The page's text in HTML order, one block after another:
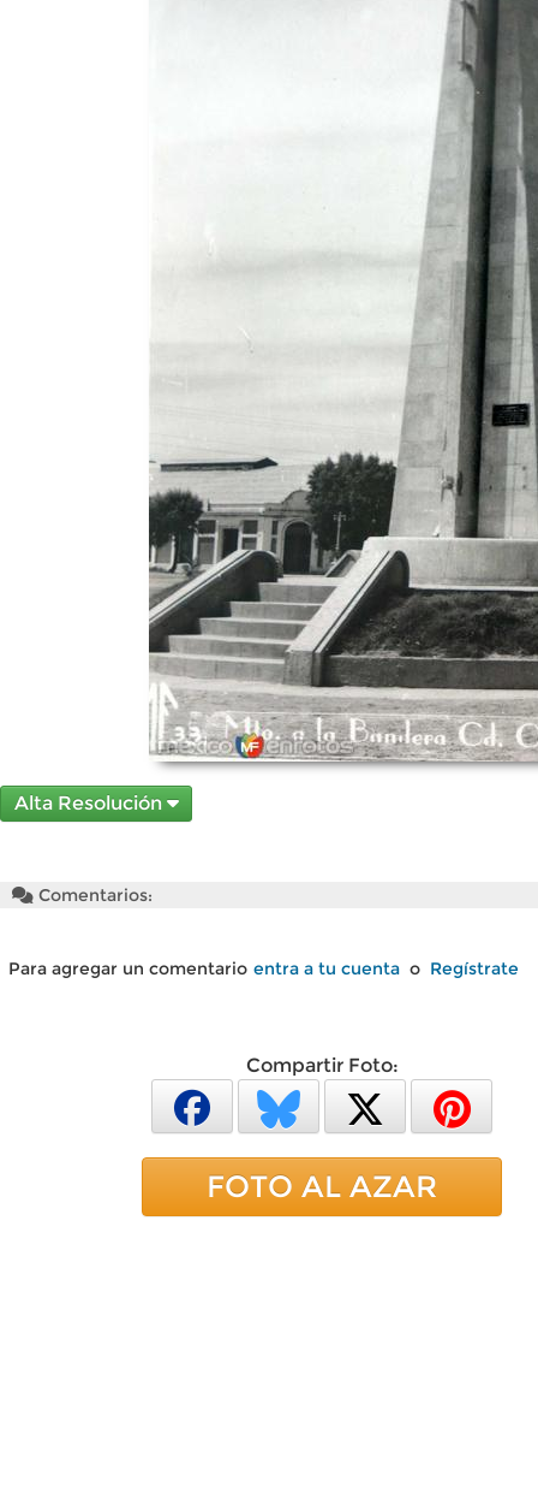
Alta Resolución
Comentarios:
Para agregar un comentario entra a tu cuenta o Regístrate
Compartir Foto:
FOTO AL AZAR